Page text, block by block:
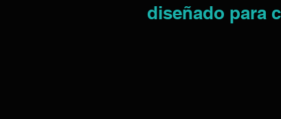
diseñado para